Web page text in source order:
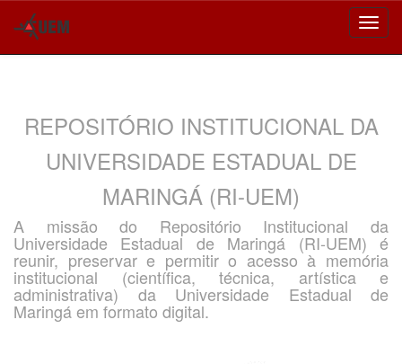
REPOSITÓRIO INSTITUCIONAL DA
UNIVERSIDADE ESTADUAL DE
MARINGÁ (RI-UEM)
A missão do Repositório Institucional da
Universidade Estadual de Maringá (RI-UEM) é
reunir, preservar e permitir o acesso à memória
institucional (científica, técnica, artística e
administrativa) da Universidade Estadual de
Maringá em formato digital.